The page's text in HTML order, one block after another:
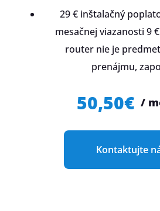
29 € inštalačný
mesačnej viazanosti 9
router nie je
prenájmu,
50,50€ /
Kontaktujte